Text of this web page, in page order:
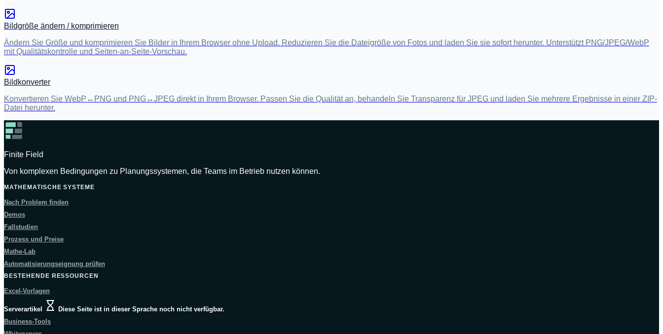
Bildgröße ändern / komprimieren
Ändern Sie Größe und komprimieren Sie Bilder in Ihrem Browser ohne Upload. Reduzieren Sie die Dateigröße von Fotos und laden Sie sie sofort herunter. Unterstützt PNG/JPEG/WebP
mit Qualitätskontrolle und Seiten-an-Seite-Vorschau.
Bildkonverter
Konvertieren Sie WebP↔PNG und PNG↔JPEG direkt in Ihrem Browser. Passen Sie die Qualität an, behandeln Sie Transparenz für JPEG und laden Sie mehrere Ergebnisse in einer ZIP-
Datei herunter.
Finite Field
Von komplexen Bedingungen zu Planungssystemen, die Teams im Betrieb nutzen können.
MATHEMATISCHE SYSTEME
Nach Problem finden
Demos
Fallstudien
Prozess und Preise
Mathe-Lab
Automatisierungseignung prüfen
BESTEHENDE RESSOURCEN
Excel-Vorlagen
Serverartikel
Diese Seite ist in dieser Sprache noch nicht verfügbar.
Business-Tools